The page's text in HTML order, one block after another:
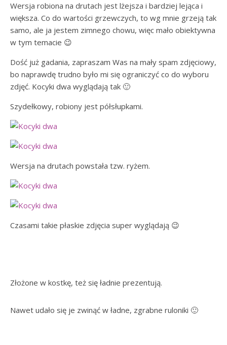
Wersja robiona na drutach jest lżejsza i bardziej lejąca i
większa. Co do wartości grzewczych, to wg mnie grzeją tak
samo, ale ja jestem zimnego chowu, więc mało obiektywna
w tym temacie 😉
Dość już gadania, zapraszam Was na mały spam zdjęciowy,
bo naprawdę trudno było mi się ograniczyć co do wyboru
zdjęć. Kocyki dwa wyglądają tak 🙂
Szydełkowy, robiony jest półsłupkami.
Wersja na drutach powstała tzw. ryżem.
Czasami takie płaskie zdjęcia super wyglądają 😉
Złożone w kostkę, też się ładnie prezentują.
Nawet udało się je zwinąć w ładne, zgrabne ruloniki 🙂